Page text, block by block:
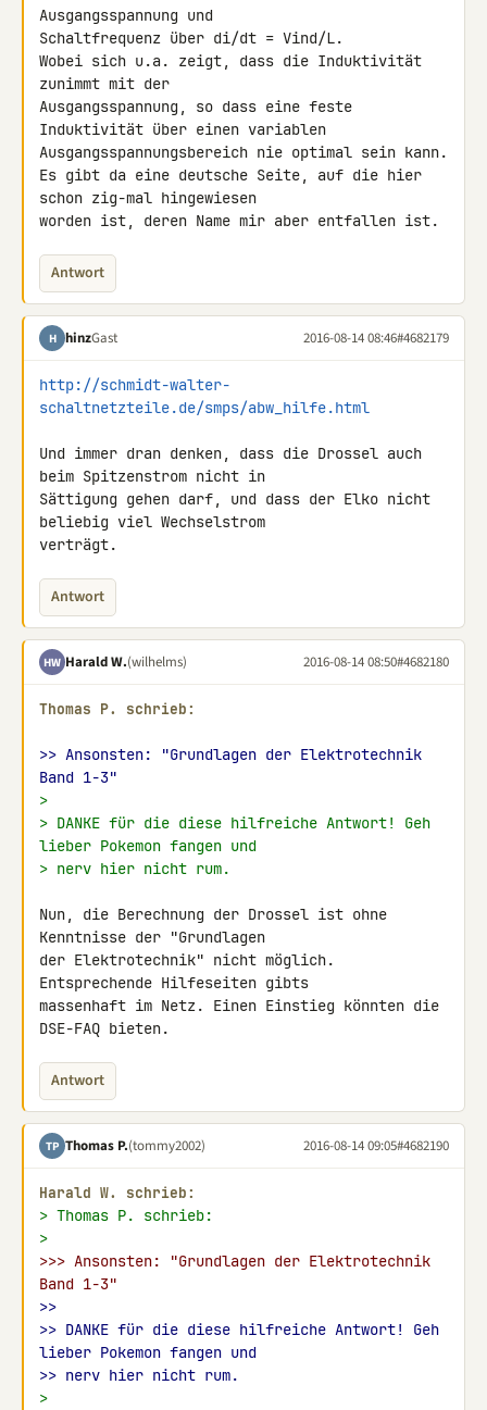
Ausgangsspannung und
Schaltfrequenz über di/dt = Vind/L.
Wobei sich u.a. zeigt, dass die Induktivität
zunimmt mit der
Ausgangsspannung, so dass eine feste
Induktivität über einen variablen
Ausgangsspannungsbereich nie optimal sein kann.
Es gibt da eine deutsche Seite, auf die hier
schon zig-mal hingewiesen
worden ist, deren Name mir aber entfallen ist.
Antwort
H hinzGast 2016-08-14 08:46#4682179
http://schmidt-walter-
schaltnetzteile.de/smps/abw_hilfe.html
Und immer dran denken, dass die Drossel auch
beim Spitzenstrom nicht in
Sättigung gehen darf, und dass der Elko nicht
beliebig viel Wechselstrom
verträgt.
Antwort
HW Harald W.(wilhelms) 2016-08-14 08:50#4682180
Thomas P. schrieb:
>> Ansonsten: "Grundlagen der Elektrotechnik
Band 1-3"
>
> DANKE für die diese hilfreiche Antwort! Geh
lieber Pokemon fangen und
> nerv hier nicht rum.
Nun, die Berechnung der Drossel ist ohne
Kenntnisse der "Grundlagen
der Elektrotechnik" nicht möglich.
Entsprechende Hilfeseiten gibts
massenhaft im Netz. Einen Einstieg könnten die
DSE-FAQ bieten.
Antwort
TP Thomas P.(tommy2002) 2016-08-14 09:05#4682190
Harald W. schrieb:
> Thomas P. schrieb:
>
>>> Ansonsten: "Grundlagen der Elektrotechnik
Band 1-3"
>>
>> DANKE für die diese hilfreiche Antwort! Geh
lieber Pokemon fangen und
>> nerv hier nicht rum.
>